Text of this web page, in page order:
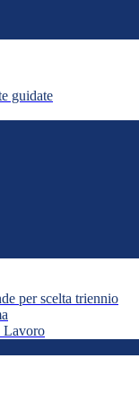
guidate
per scelta triennio
Lavoro